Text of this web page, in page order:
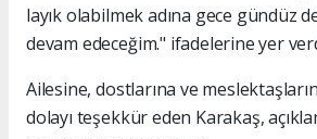
layık olabilmek adına gece gündüz
devam edeceğim." ifadelerine yer
Ailesine, dostlarına ve
dolayı teşekkür eden Karakaş,